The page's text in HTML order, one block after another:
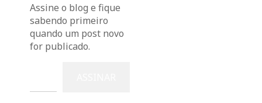
Assine o blog e fique
sabendo primeiro
quando um post novo
for publicado.